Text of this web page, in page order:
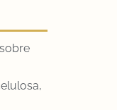
sobre